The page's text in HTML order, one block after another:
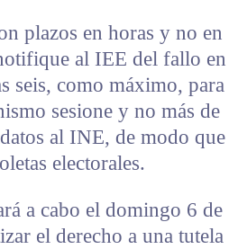
plazos en horas y no en
al IEE del fallo en
seis, como máximo, para
sesione y no más de
al INE, de modo que
electorales.
a cabo el domingo 6 de
el derecho a una tutela